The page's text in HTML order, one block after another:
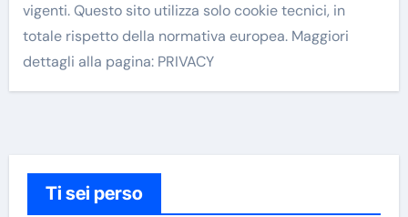
vigenti. Questo sito utilizza solo cookie tecnici, in
totale rispetto della normativa europea. Maggiori
dettagli alla pagina: PRIVACY
Ti sei perso